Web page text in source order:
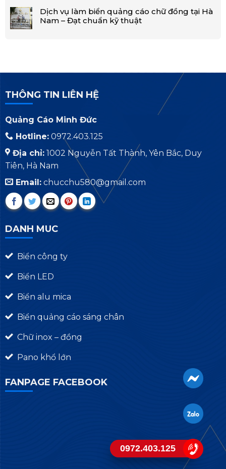
Dịch vụ làm biển quảng cáo chữ đồng tại Hà
Nam – Đạt chuẩn kỹ thuật
THÔNG TIN LIÊN HỆ
Quảng Cáo Minh Đức
Hotline:0972.403.125
Địa chỉ:1002 Nguyễn Tất Thành, Yên Bắc, Duy
Tiên, Hà Nam
Email:chucchu580@gmail.com
DANH MUC
Biển công ty
Biển LED
Biển alu mica
Biển quảng cáo sáng chân
Chữ inox – đồng
Pano khổ lớn
FANPAGE FACEBOOK
0972.403.125